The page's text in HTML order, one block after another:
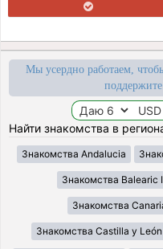
Мы усердно работаем,
Найти знакомства в
Знакомства Andalucia
Знакомства Balearic
Знакомства
Знакомства Castilla y León